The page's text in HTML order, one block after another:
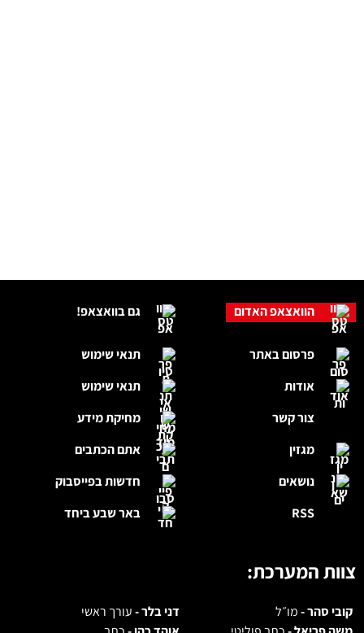
גם בוואצאפ!
תנאי שימוש
תנאי שימוש
מחיקת מידע
אתם הכתבים
חדשות בפייסבוק
באר שבע ביחד
הוואצאפ האדום
פרסום באתר
אודות
צור קשר
מגזין
נושאים
RSS
צוות המערכת:
קובי סהר -מו״ל דני בלר -עורך ראשי